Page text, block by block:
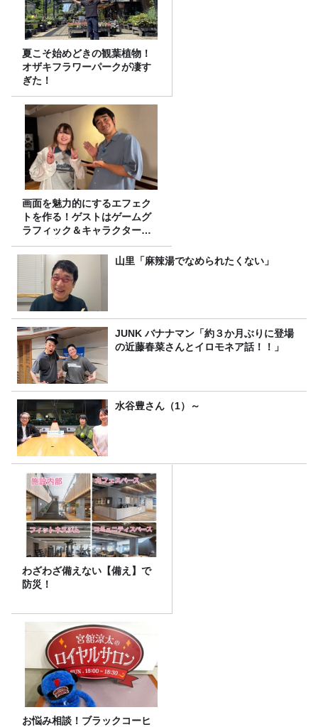
夏こそ始めどきの観葉植物！
オザキフラワーパークが凄す
ぎた！
画面を魅力的にするエフェク
トを作る！ゲストはゲームグ
ラフィック＆キャラクター専
攻の遠藤里桜さん！
山里「麻辣湯でなめられたくない」
JUNK バナナマン「約３か月ぶりに登場
の近藤春菜さんとイロモネア話！！」
水谷豊さん（1）～
わざわざ備えない【備え】で
防災！
お悩み相談！ブラックコーヒ